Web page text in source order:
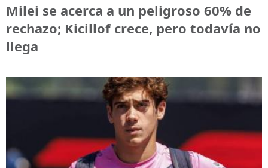
Milei se acerca a un peligroso 60% de
rechazo; Kicillof crece, pero todavía no
llega